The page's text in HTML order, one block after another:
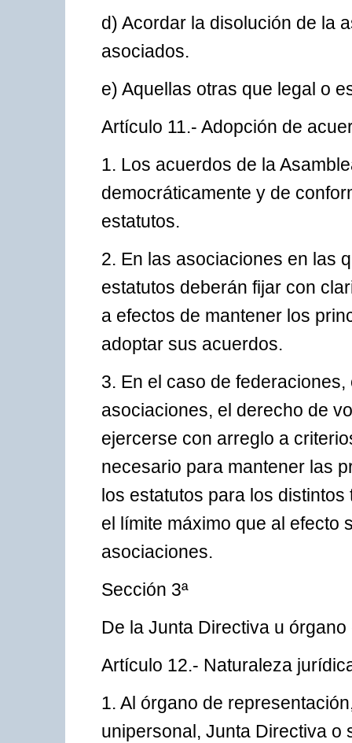
d) Acordar la disolución de la
asociados.
e) Aquellas otras que legal o
Artículo 11.- Adopción de
1. Los acuerdos de la
democráticamente y de
estatutos.
2. En las asociaciones en las
estatutos deberán fijar con
a efectos de mantener los
adoptar sus acuerdos.
3. En el caso de
asociaciones, el derecho de
ejercerse con arreglo a
necesario para mantener las
los estatutos para los
el límite máximo que al efecto
asociaciones.
Sección 3ª
De la Junta Directiva u
Artículo 12.- Naturaleza
1. Al órgano de
unipersonal, Junta Directiva o